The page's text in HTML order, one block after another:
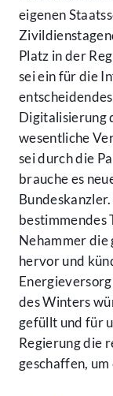
eigenen
Platz in der
sei ein für die
Digitalisierung
wesentliche
sei durch die
brauche es
bestimmendes
Nehammer die
hervor und
des Winters
gefüllt und für
Regierung die
geschaffen,